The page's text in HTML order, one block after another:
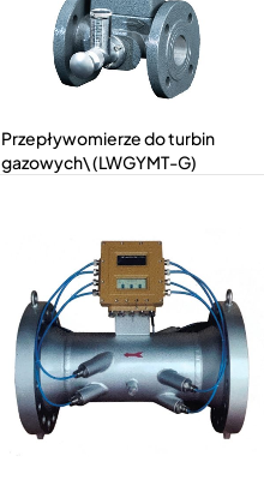
Przepływomierze do turbin
gazowych\ (LWGYMT-G)